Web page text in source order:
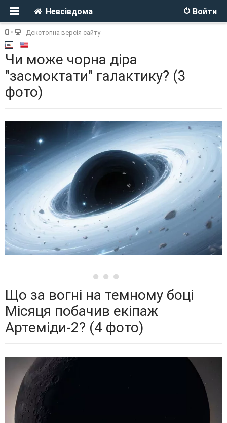
Войти
Невсівдома
Декстопна версія сайту
Чи може чорна діра
"засмоктати" галактику? (3
фото)
Що за вогні на темному боці
Місяця побачив екіпаж
Артеміди-2? (4 фото)